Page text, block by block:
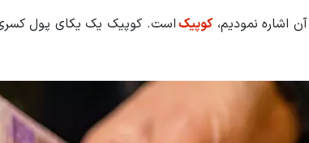
اشاره نمودیم،کوپیکاست. کوپیک یک یکای پول